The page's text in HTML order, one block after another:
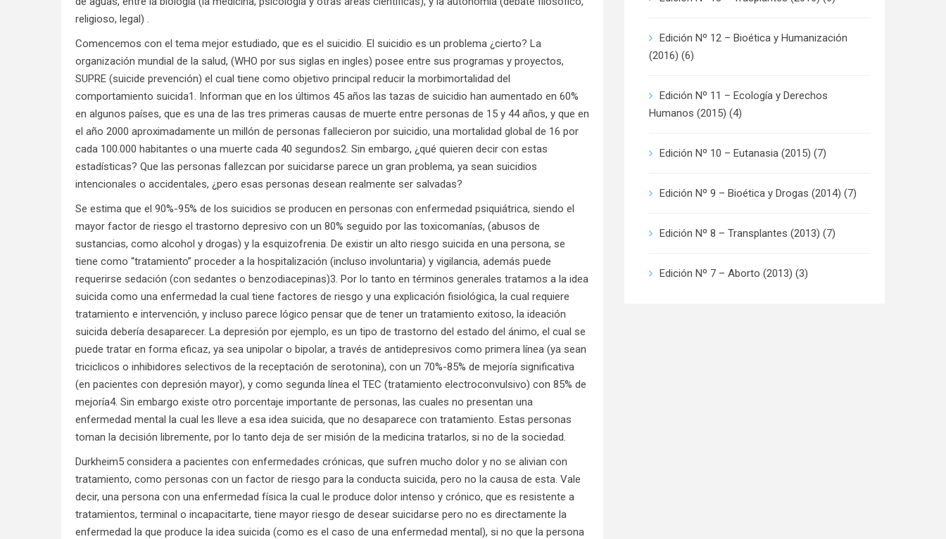
religioso, legal) .
Comencemos con el tema mejor estudiado, que es el suicidio. El suicidio es un problema ¿cierto? La
organización mundial de la salud, (WHO por sus siglas en ingles) posee entre sus programas y proyectos,
SUPRE (suicide prevención) el cual tiene como objetivo principal reducir la morbimortalidad del
comportamiento suicida1. Informan que en los últimos 45 años las tazas de suicidio han aumentado en 60%
en algunos países, que es una de las tres primeras causas de muerte entre personas de 15 y 44 años, y que en
el año 2000 aproximadamente un millón de personas fallecieron por suicidio, una mortalidad global de 16 por
cada 100.000 habitantes o una muerte cada 40 segundos2. Sin embargo, ¿qué quieren decir con estas
estadísticas? Que las personas fallezcan por suicidarse parece un gran problema, ya sean suicidios
intencionales o accidentales, ¿pero esas personas desean realmente ser salvadas?
Se estima que el 90%-95% de los suicidios se producen en personas con enfermedad psiquiátrica, siendo el
mayor factor de riesgo el trastorno depresivo con un 80% seguido por las toxicomanías, (abusos de
sustancias, como alcohol y drogas) y la esquizofrenia. De existir un alto riesgo suicida en una persona, se
tiene como “tratamiento” proceder a la hospitalización (incluso involuntaria) y vigilancia, además puede
requerirse sedación (con sedantes o benzodiacepinas)3. Por lo tanto en términos generales tratamos a la idea
suicida como una enfermedad la cual tiene factores de riesgo y una explicación fisiológica, la cual requiere
tratamiento e intervención, y incluso parece lógico pensar que de tener un tratamiento exitoso, la ideación
suicida debería desaparecer. La depresión por ejemplo, es un tipo de trastorno del estado del ánimo, el cual se
puede tratar en forma eficaz, ya sea unipolar o bipolar, a través de antidepresivos como primera línea (ya sean
triciclicos o inhibidores selectivos de la receptación de serotonina), con un 70%-85% de mejoría significativa
(en pacientes con depresión mayor), y como segunda línea el TEC (tratamiento electroconvulsivo) con 85% de
mejoría4. Sin embargo existe otro porcentaje importante de personas, las cuales no presentan una
enfermedad mental la cual les lleve a esa idea suicida, que no desaparece con tratamiento. Estas personas
toman la decisión libremente, por lo tanto deja de ser misión de la medicina tratarlos, si no de la sociedad.
Durkheim5 considera a pacientes con enfermedades crónicas, que sufren mucho dolor y no se alivian con
tratamiento, como personas con un factor de riesgo para la conducta suicida, pero no la causa de esta. Vale
decir, una persona con una enfermedad física la cual le produce dolor intenso y crónico, que es resistente a
tratamientos, terminal o incapacitarte, tiene mayor riesgo de desear suicidarse pero no es directamente la
enfermedad la que produce la idea suicida (como es el caso de una enfermedad mental), si no que la persona
Edición Nº 12 – Bioética y Humanización
(2016) (6)
Edición Nº 11 – Ecología y Derechos
Humanos (2015) (4)
Edición Nº 10 – Eutanasia (2015) (7)
Edición Nº 9 – Bioética y Drogas (2014) (7)
Edición Nº 8 – Transplantes (2013) (7)
Edición Nº 7 – Aborto (2013) (3)